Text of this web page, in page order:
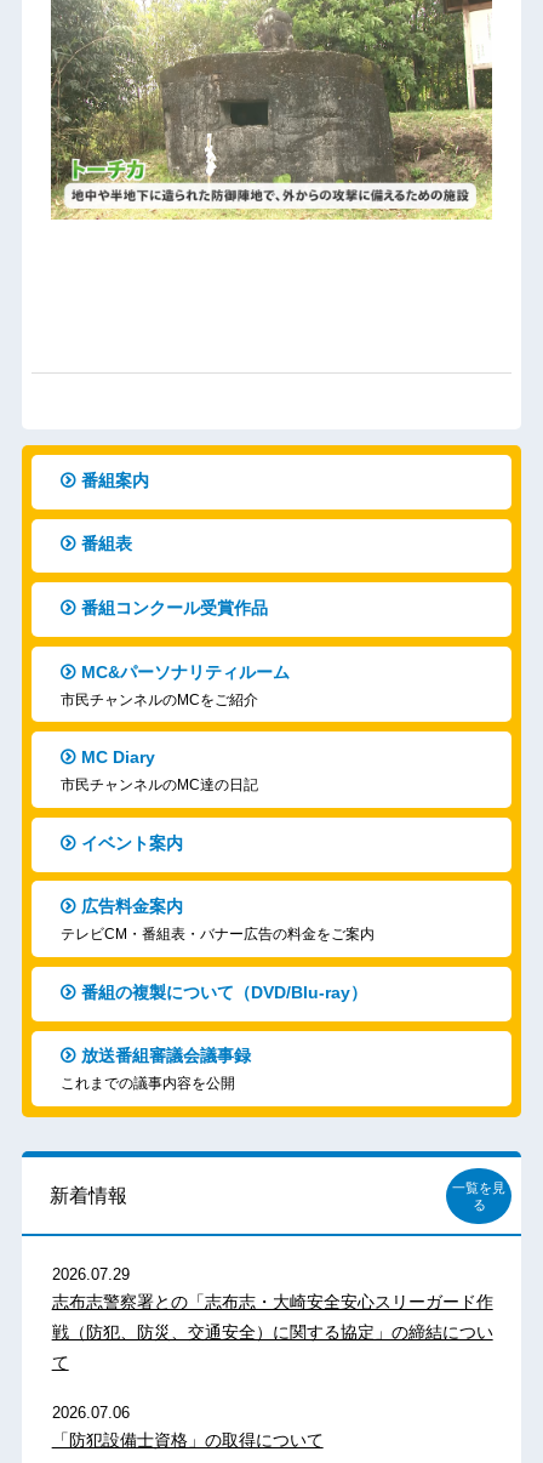
番組案内
番組表
番組コンクール受賞作品
MC&パーソナリティルーム
市民チャンネルのMCをご紹介
MC Diary
市民チャンネルのMC達の日記
イベント案内
広告料金案内
テレビCM・番組表・バナー広告の料金をご案内
番組の複製について（DVD/Blu-ray）
放送番組審議会議事録
これまでの議事内容を公開
新着情報
一覧を見
る
2026.07.29
志布志警察署との「志布志・大崎安全安心スリーガード作
戦（防犯、防災、交通安全）に関する協定」の締結につい
て
2026.07.06
「防犯設備士資格」の取得について